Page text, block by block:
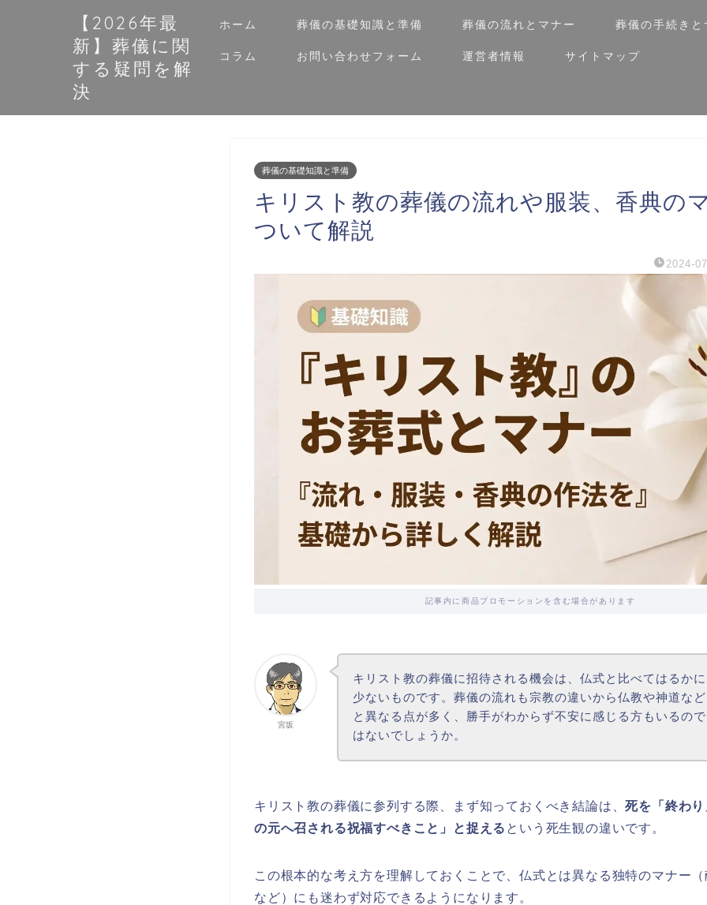
【2026年最
新】葬儀に関
する疑問を解
決
ホーム 葬儀の基礎知識と準備 葬儀の流れとマナー 葬儀の手続きと
コラム お問い合わせフォーム 運営者情報 サイトマップ
葬儀の基礎知識と準備
キリスト教の葬儀の流れや服装、香典の
ついて解説
2024-
記事内に商品プロモーションを含む場合があります
宮坂
キリスト教の葬儀に招待される機会は、仏式と比べてはるかに
少ないものです。葬儀の流れも宗教の違いから仏教や神道など
と異なる点が多く、勝手がわからず不安に感じる方もいるので
はないでしょうか。
キリスト教の葬儀に参列する際、まず知っておくべき結論は、死を「終わ
の元へ召される祝福すべきこと」と捉える という死生観の違いです。
この根本的な考え方を理解しておくことで、仏式とは異なる独特のマナー
など）にも迷わず対応できるようになります。